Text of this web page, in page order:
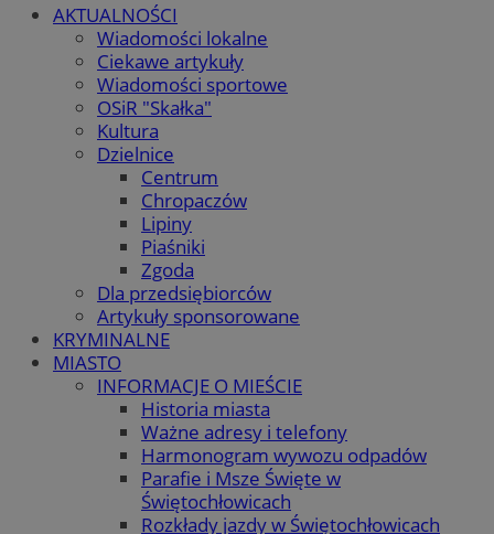
AKTUALNOŚCI
Wiadomości lokalne
Ciekawe artykuły
Wiadomości sportowe
OSiR "Skałka"
Kultura
Dzielnice
Centrum
Chropaczów
Lipiny
Piaśniki
Zgoda
Dla przedsiębiorców
Artykuły sponsorowane
KRYMINALNE
MIASTO
INFORMACJE O MIEŚCIE
Historia miasta
Ważne adresy i telefony
Harmonogram wywozu odpadów
Parafie i Msze Święte w
Świętochłowicach
Rozkłady jazdy w Świętochłowicach